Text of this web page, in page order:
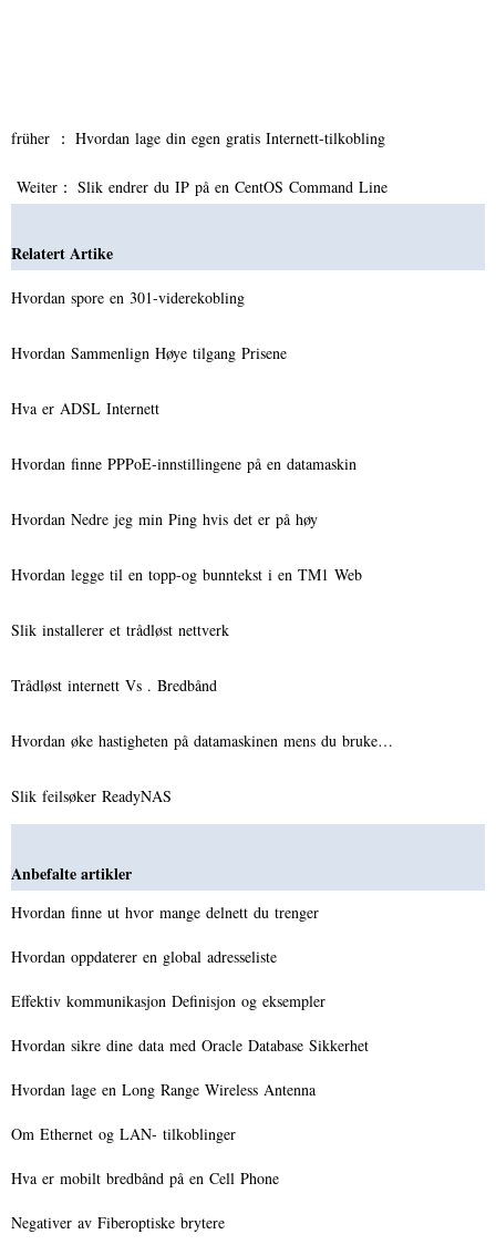
früher ： Hvordan lage din egen gratis Internett-tilkobling
Weiter： Slik endrer du IP på en CentOS Command Line
Relatert Artike
Hvordan spore en 301-viderekobling
Hvordan Sammenlign Høye tilgang Prisene
Hva er ADSL Internett
Hvordan finne PPPoE-innstillingene på en datamaskin
Hvordan Nedre jeg min Ping hvis det er på høy
Hvordan legge til en topp-og bunntekst i en TM1 Web
Slik installerer et trådløst nettverk
Trådløst internett Vs . Bredbånd
Hvordan øke hastigheten på datamaskinen mens du bruke…
Slik feilsøker ReadyNAS
Anbefalte artikler
Hvordan finne ut hvor mange delnett du trenger
Hvordan oppdaterer en global adresseliste
Effektiv kommunikasjon Definisjon og eksempler
Hvordan sikre dine data med Oracle Database Sikkerhet
Hvordan lage en Long Range Wireless Antenna
Om Ethernet og LAN- tilkoblinger
Hva er mobilt bredbånd på en Cell Phone
Negativer av Fiberoptiske brytere